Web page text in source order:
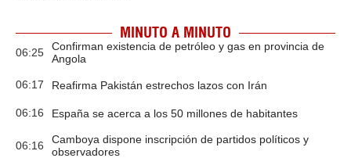
MINUTO A MINUTO
06:25
Confirman existencia de petróleo y gas en provincia de
Angola
06:17 Reafirma Pakistán estrechos lazos con Irán
06:16 España se acerca a los 50 millones de habitantes
06:16
Camboya dispone inscripción de partidos políticos y
observadores